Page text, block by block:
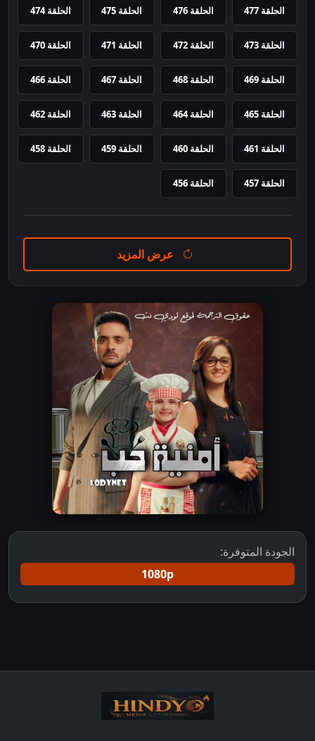
الحلقة 477 الحلقة 476 الحلقة 475 الحلقة 474
الحلقة 473 الحلقة 472 الحلقة 471 الحلقة 470
الحلقة 469 الحلقة 468 الحلقة 467 الحلقة 466
الحلقة 465 الحلقة 464 الحلقة 463 الحلقة 462
الحلقة 461 الحلقة 460 الحلقة 459 الحلقة 458
الحلقة 457 الحلقة 456
عرض المزيد
الجودة المتوفرة:
1080p